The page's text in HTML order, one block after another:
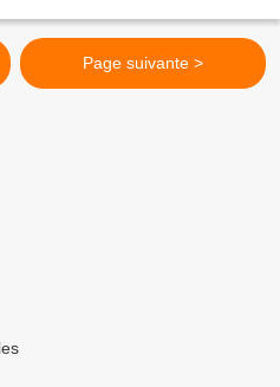
Page suivante >